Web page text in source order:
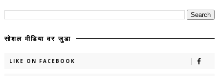
सोशल मीडिया वर जुडा
LIKE ON FACEBOOK